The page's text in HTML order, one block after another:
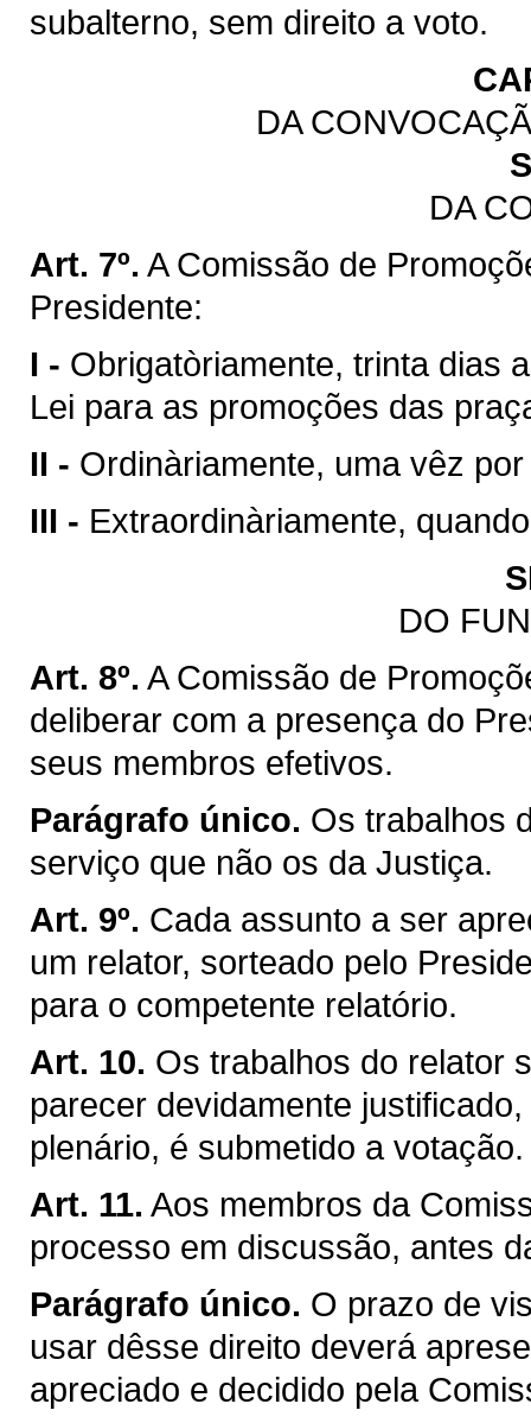
subalterno, sem direito a voto.
DA
DA
Art. 7º. A Comissão de
Presidente:
I - Obrigatòriamente, trinta dias
Lei para as promoções das
II - Ordinàriamente, uma vêz
III - Extraordinàriamente,
DO
Art. 8º. A Comissão de
deliberar com a presença do
seus membros efetivos.
Parágrafo único. Os trabalhos
serviço que não os da Justiça.
Art. 9º. Cada assunto a ser
um relator, sorteado pelo
para o competente relatório.
Art. 10. Os trabalhos do relator
parecer devidamente
plenário, é submetido a votação.
Art. 11. Aos membros da
processo em discussão, antes
Parágrafo único. O prazo de
usar dêsse direito deverá
apreciado e decidido pela